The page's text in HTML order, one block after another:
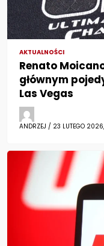
AKTUALNOŚCI
Renato
głównym
Las Vegas
ANDRZEJ / 23 LUTEGO